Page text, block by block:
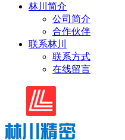
林川简介
公司简介
合作伙伴
联系林川
联系方式
在线留言